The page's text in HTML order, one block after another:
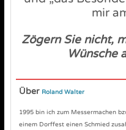
mir
Zögern Sie nicht,
Wünsche
Über Roland Walter
1995 bin ich zum Messermachen
einem Dorffest einen Schmied